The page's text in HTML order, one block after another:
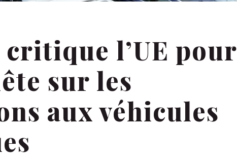
critique l’UE pour
sur les
aux véhicules